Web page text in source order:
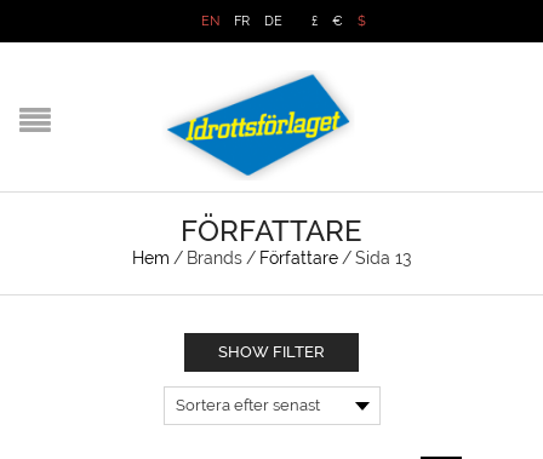
EN FR DE £ € $
FÖRFATTARE
Hem / Brands / Författare /Sida 13
SHOW FILTER